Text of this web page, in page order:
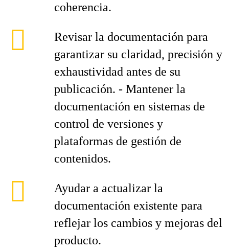
coherencia.
Revisar la documentación para
garantizar su claridad, precisión y
exhaustividad antes de su
publicación. - Mantener la
documentación en sistemas de
control de versiones y
plataformas de gestión de
contenidos.
Ayudar a actualizar la
documentación existente para
reflejar los cambios y mejoras del
producto.